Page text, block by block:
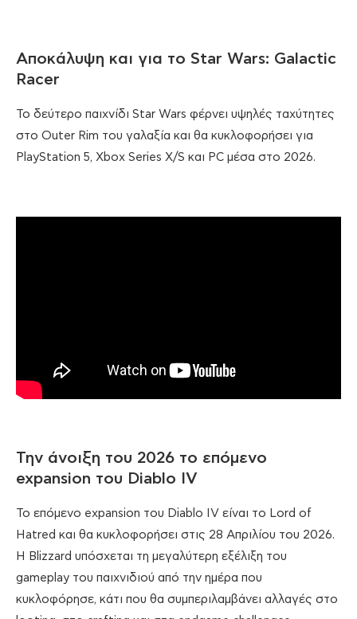
Αποκάλυψη και για το Star Wars: Galactic
Racer
Το δεύτερο παιχνίδι Star Wars φέρνει υψηλές ταχύτητες
στο Outer Rim του γαλαξία και θα κυκλοφορήσει για
PlayStation 5, Xbox Series X/S και PC μέσα στο 2026.
Την άνοιξη του 2026 το επόμενο
expansion του Diablo IV
Το επόμενο expansion του Diablo IV είναι το Lord of
Hatred και θα κυκλοφορήσει στις 28 Απριλίου του 2026.
Η Blizzard υπόσχεται τη μεγαλύτερη εξέλιξη του
gameplay του παιχνιδιού από την ημέρα που
κυκλοφόρησε, κάτι που θα συμπεριλαμβάνει αλλαγές στο